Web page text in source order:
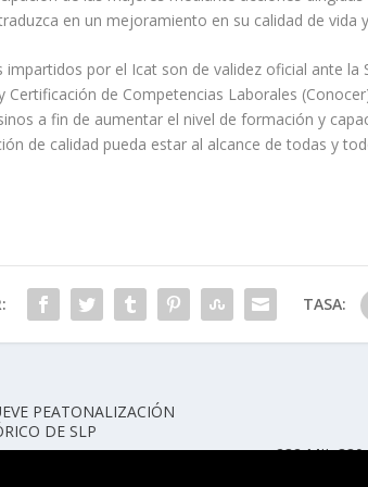
en un mejoramiento en su calidad de vida
impartidos por el Icat son de validez oficial ante la
Certificación de Competencias Laborales
a fin de aumentar el nivel de formación y
de calidad pueda estar al alcance de todas y
TASA:
PEATONALIZACIÓN
DE SLP
232 MIL 330